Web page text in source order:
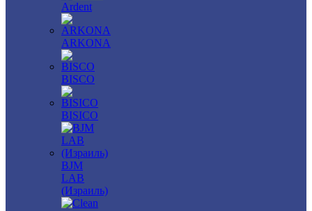
Ardent
ARKONA
BISCO
BISICO
BJM
LAB
(Израиль)